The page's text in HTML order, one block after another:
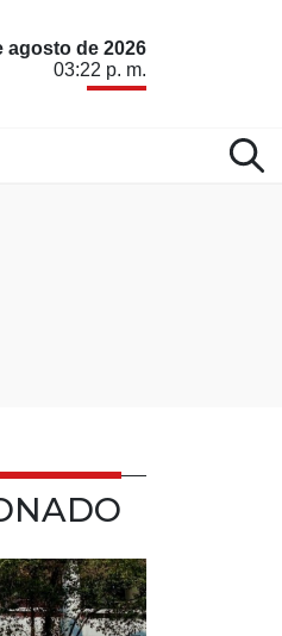
agosto de 2026
03:22 p. m.